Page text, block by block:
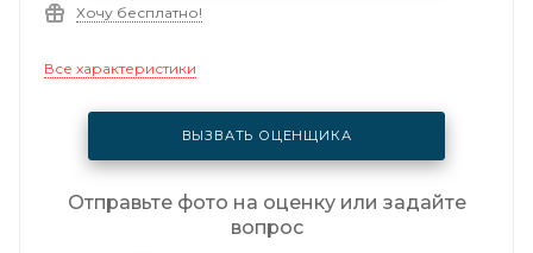
Хочу бесплатно!
Все характеристики
ВЫЗВАТЬ ОЦЕНЩИКА
Отправьте фото на оценку или задайте
вопрос